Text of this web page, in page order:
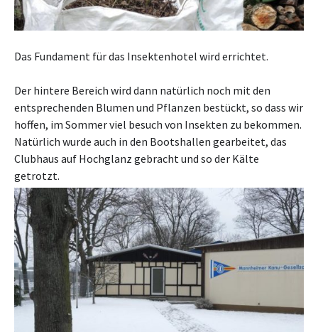
Das Fundament für das Insektenhotel wird errichtet.
Der hintere Bereich wird dann natürlich noch mit den
entsprechenden Blumen und Pflanzen bestückt, so dass wir
hoffen, im Sommer viel besuch von Insekten zu bekommen.
Natürlich wurde auch in den Bootshallen gearbeitet, das
Clubhaus auf Hochglanz gebracht und so der Kälte
getrotzt.